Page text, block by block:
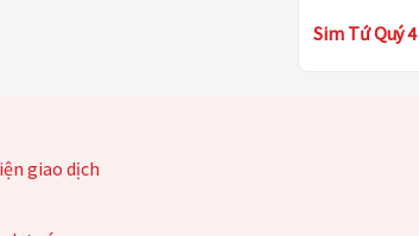
Sim Tứ Quý 4
giao dịch